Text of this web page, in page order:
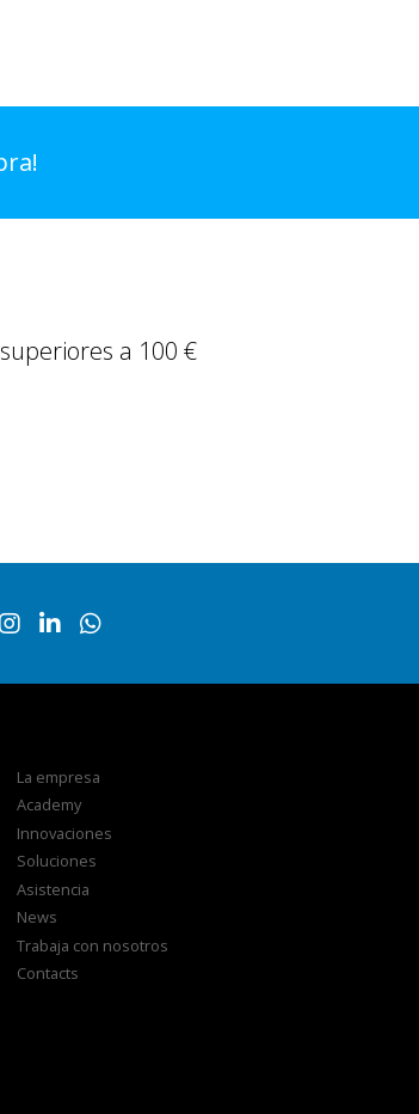
a 100 €
La empresa
Academy
Innovaciones
Soluciones
Asistencia
News
Trabaja con nosotros
Contacts